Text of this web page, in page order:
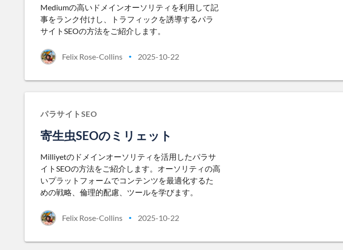
Mediumの高いドメインオーソリティを利用して記
事をランク付けし、トラフィックを誘導するパラ
サイトSEOの方法をご紹介します。
Felix Rose-Collins • 2025-10-22
パラサイトSEO
寄生虫SEOのミリェット
Milliyetのドメインオーソリティを活用したパラサ
イトSEOの方法をご紹介します。オーソリティの高
いプラットフォームでコンテンツを最適化するた
めの戦略、倫理的配慮、ツールを学びます。
Felix Rose-Collins • 2025-10-22